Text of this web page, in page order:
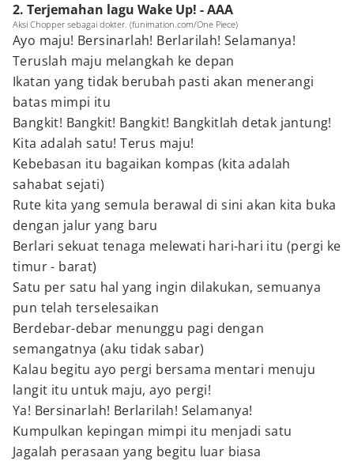
2. Terjemahan lagu Wake Up! - AAA
Aksi Chopper sebagai dokter. (funimation.com/One Piece)
Ayo maju! Bersinarlah! Berlarilah! Selamanya!
Teruslah maju melangkah ke depan
Ikatan yang tidak berubah pasti akan menerangi
batas mimpi itu
Bangkit! Bangkit! Bangkit! Bangkitlah detak jantung!
Kita adalah satu! Terus maju!
Kebebasan itu bagaikan kompas (kita adalah
sahabat sejati)
Rute kita yang semula berawal di sini akan kita buka
dengan jalur yang baru
Berlari sekuat tenaga melewati hari-hari itu (pergi ke
timur - barat)
Satu per satu hal yang ingin dilakukan, semuanya
pun telah terselesaikan
Berdebar-debar menunggu pagi dengan
semangatnya (aku tidak sabar)
Kalau begitu ayo pergi bersama mentari menuju
langit itu untuk maju, ayo pergi!
Ya! Bersinarlah! Berlarilah! Selamanya!
Kumpulkan kepingan mimpi itu menjadi satu
Jagalah perasaan yang begitu luar biasa